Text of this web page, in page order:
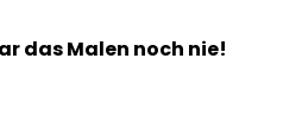
das Malen noch nie!